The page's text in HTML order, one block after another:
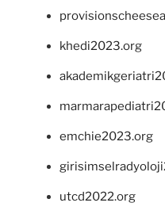
khedi2023.org
emchie2023.org
utcd2022.org